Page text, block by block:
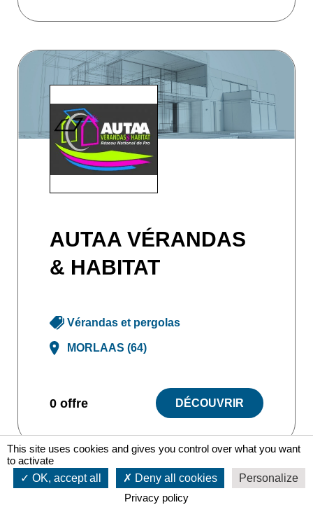
AUTAA VÉRANDAS
& HABITAT
Vérandas et pergolas
MORLAAS (64)
0 offre DÉCOUVRIR
This site uses cookies and gives you control over what you want
to activate
OK, accept all
Deny all cookies
Personalize
Privacy policy